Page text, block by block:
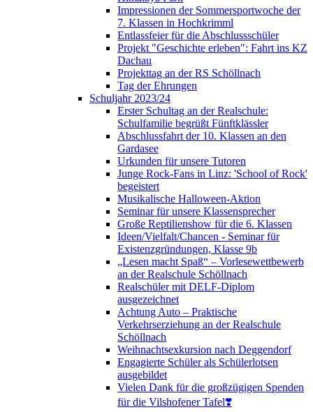
Impressionen der Sommersportwoche der
7. Klassen in Hochkrimml
Entlassfeier für die Abschlussschüler
Projekt "Geschichte erleben": Fahrt ins KZ
Dachau
Projekttag an der RS Schöllnach
Tag der Ehrungen
Schuljahr 2023/24
Erster Schultag an der Realschule:
Schulfamilie begrüßt Fünftklässler
Abschlussfahrt der 10. Klassen an den
Gardasee
Urkunden für unsere Tutoren
Junge Rock-Fans in Linz: 'School of Rock'
begeistert
Musikalische Halloween-Aktion
Seminar für unsere Klassensprecher
Große Reptilienshow für die 6. Klassen
Ideen/Vielfalt/Chancen - Seminar für
Existenzgründungen, Klasse 9b
„Lesen macht Spaß“ – Vorlesewettbewerb
an der Realschule Schöllnach
Realschüler mit DELF-Diplom
ausgezeichnet
Achtung Auto – Praktische
Verkehrserziehung an der Realschule
Schöllnach
Weihnachtsexkursion nach Deggendorf
Engagierte Schüler als Schülerlotsen
ausgebildet
Vielen Dank für die großzügigen Spenden
für die Vilshofener Tafel❣️